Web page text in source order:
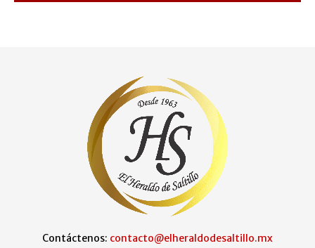
Contáctenos: contacto@elheraldodesaltillo.mx